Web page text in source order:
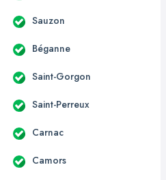
Sauzon
Béganne
Saint-Gorgon
Saint-Perreux
Carnac
Camors